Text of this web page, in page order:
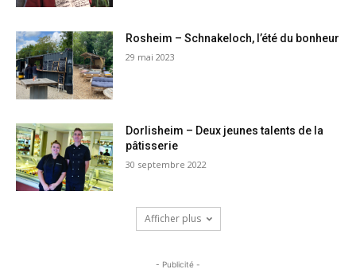
Rosheim – Schnakeloch, l’été du bonheur
29 mai 2023
Dorlisheim – Deux jeunes talents de la
pâtisserie
30 septembre 2022
Afficher plus
- Publicité -